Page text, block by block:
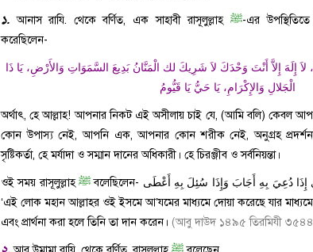
১. আনাস রাযি. থেকে বর্ণিত, এক সাহাবী রাসূলুল্লাহ ﷺ-এর উপস্থিতিতে
করেছিলেন-
لاَ إِلَهَ إِلاَّ أَنْتَ وَحْدَكَ لاَ شَرِيكَ لك الْمَنَّانُ بَدِيعَ السَّمَوَاتِ وَالأَرْضِ، يَا ذَا
الْجَلالِ وَالإِكْرَامِ، يَا حَيُّ يَا قَيُّومُ
অর্থাৎ, হে আল্লাহ! আপনার নিকট এই অসীলায় চাই যে, (আমি বলি) কেবল
কোন উপাস্য নেই, আপনি এক, আপনার কোন শরীক নেই, অনুগ্রহ
সৃষ্টিকর্তা, হে মর্যাদা ও সম্মান দানের অধিকারী। হে চিরঞ্জীব ও সর্বনিয়ন্তা।
ওই সময় রাসূলুল্লাহﷺবলেছিলেন- إِذَا دُعِيَ بِهِ أَجَابَ وَإِذَا سُئِلَ بِهِ أَعْطَى
‘এই লোক মহান আল্লাহর ওই ইসমে আ’যমের মাধ্যমে দোয়া করেছে যার
এবং প্রার্থনা করা হলে তিনি তা দান করেন। (আবু দাউদ ১৪৯৫ তিরমিযী